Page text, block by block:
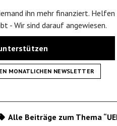
ihn mehr finanziert. Helfen
- Wir sind darauf angewiesen.
MONATLICHEN NEWSLETTER
Alle Beiträge zum Thema